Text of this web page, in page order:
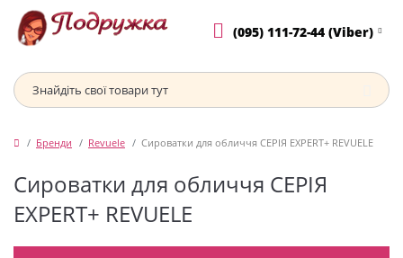
(095) 111-72-44 (Viber)
Бренди Revuele Сироватки для обличчя СЕРІЯ EXPERT+ REVUELE
Сироватки для обличчя СЕРІЯ
EXPERT+ REVUELE